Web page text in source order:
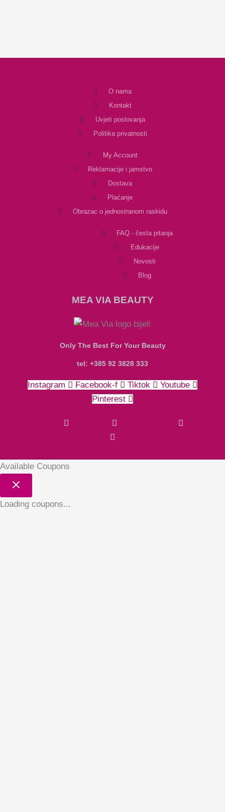
O nama
Kontakt
Uvjeti poslovanja
Politika privatnosti
My Account
Reklamacije i jamstvo
Dostava
Plaćanje
Obrazac o jednostranom raskidu
FAQ - česta pitanja
Edukacije
Novosti
Blog
MEA VIA BEAUTY
Only The Best For Your Beauty
tel: +385 92 3828 333
Instagram Facebook-f Tiktok
Youtube
Pinterest
Available Coupons
Loading coupons...